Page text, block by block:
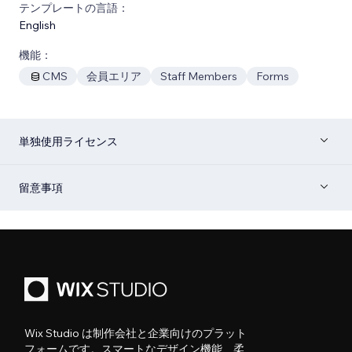
テンプレートの言語：
English
機能：
CMS
会員エリア Staff Members Forms
単独使用ライセンス
留意事項
Wix Studio は制作会社と企業向けのプラット
フォームです。スマートなデザイン機能、柔